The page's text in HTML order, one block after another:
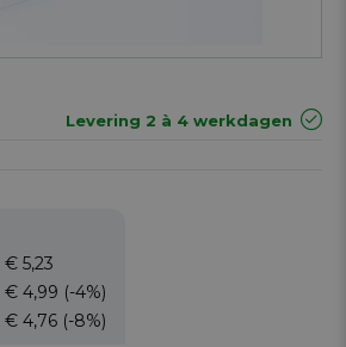
Levering 2 à 4 werkdagen
€ 5,23
€ 4,99 (-4%)
€ 4,76 (-8%)